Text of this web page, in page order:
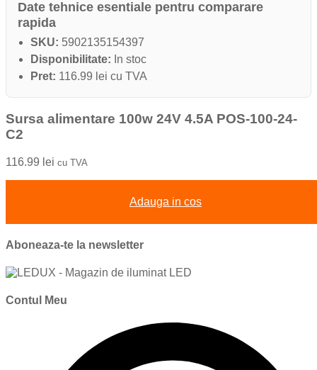
Date tehnice esentiale pentru comparare
rapida
SKU: 5902135154397
Disponibilitate: In stoc
Pret: 116.99 lei cu TVA
Sursa alimentare 100w 24V 4.5A POS-100-24-
C2
116.99 lei cu TVA
Adauga in cos
Aboneaza-te la newsletter
Contul Meu